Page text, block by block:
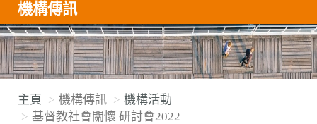
l
e
n
a
機構傳訊
主頁 機構傳訊
機構活動
基督教社會關懷 研討會2022